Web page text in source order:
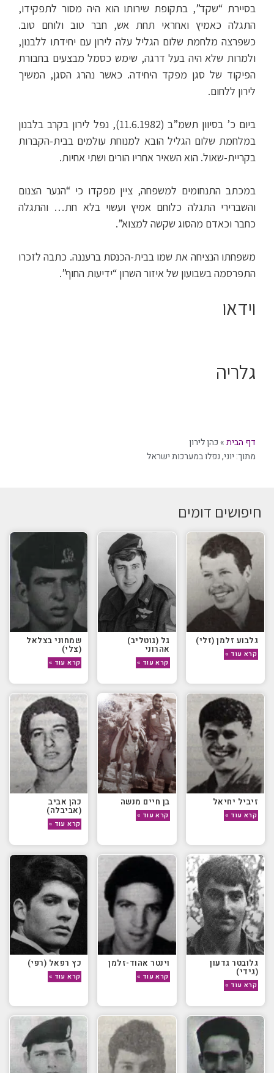
בסיירת “שקד”, בתקופת שירותו הוא היה מסור לתפקידו,
התגלה כאמיץ ואחראי תחת אש, חבר טוב ולוחם טוב.
כשפרצה מלחמת שלום הגליל עלה לירון עם יחידתו ללבנון,
ולמרות שלא היה בעל דרגה, שימש כסמל מבצעים בחבורת
הפיקוד של סגן מפקד היחידה. כאשר נהרג הסגן, המשיך
לירון ללחום.
ביום כ’ בסיוון תשמ”ב (11.6.1982), נפל לירון בקרב בלבנון
במלחמת שלום הגליל הובא למנוחת עולמים בבית-הקברות
בקריית-שאול. הוא השאיר אחריו הורים ושתי אחיות.
במכתב התנחומים למשפחה, ציין מפקדו כי “הנער הצנום
והשברירי התגלה כלוחם אמיץ ועשוי בלא חת… והתגלה
כחבר וכאדם מהסוג שקשה למצוא”.
משפחתו הנציחה את שמו בבית-הכנסת ברעננה. כתבה לזכרו
התפרסמה בשבועון של איזור השרון “ידיעות החוף”.
וידאו
גלריה
דף הבית» כהן לירון
מתוך: יוני,נפלו במערכות ישראל
חיפושים דומים
גלבוע זלמן (זלי)
קרא עוד »
גל (גוטליב)
אהרוני
קרא עוד »
שמחוני בצלאל
(צלי)
קרא עוד »
זיביל יחיאל
קרא עוד »
בן חיים מנשה
קרא עוד »
כהן אביב
(אביבלה)
קרא עוד »
גלובטר גדעון
(גידי)
קרא עוד »
וינטר אהוד-זלמן
קרא עוד »
כץ רפאל (רפי)
קרא עוד »